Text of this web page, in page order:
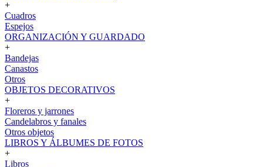
+
Cuadros
Espejos
ORGANIZACIÓN Y GUARDADO
+
Bandejas
Canastos
Otros
OBJETOS DECORATIVOS
+
Floreros y jarrones
Candelabros y fanales
Otros objetos
LIBROS Y ÁLBUMES DE FOTOS
+
Libros